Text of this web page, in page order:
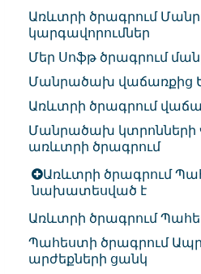
Առևտրի ծրագրում
կարգավորումներ
Մեր Սոֆթ ծրագրում
Մանրածախ վաճառքից
Առևտրի ծրագրում
Մանրածախ կտրոնների
առևտրի ծրագրում
Առևտրի ծրագրում
նախատեսված է
Առևտրի ծրագրում
Պահեստի ծրագրում
արժեքների ցանկ